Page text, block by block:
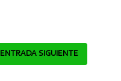
ENTRADA SIGUIENTE